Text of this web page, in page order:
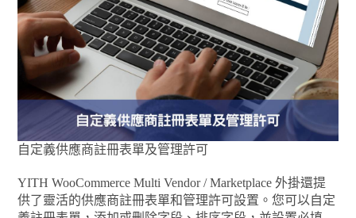
自定義供應商註冊表單及管理許可
YITH WooCommerce Multi Vendor / Marketplace 外掛還提
供了靈活的供應商註冊表單和管理許可設置。您可以自定